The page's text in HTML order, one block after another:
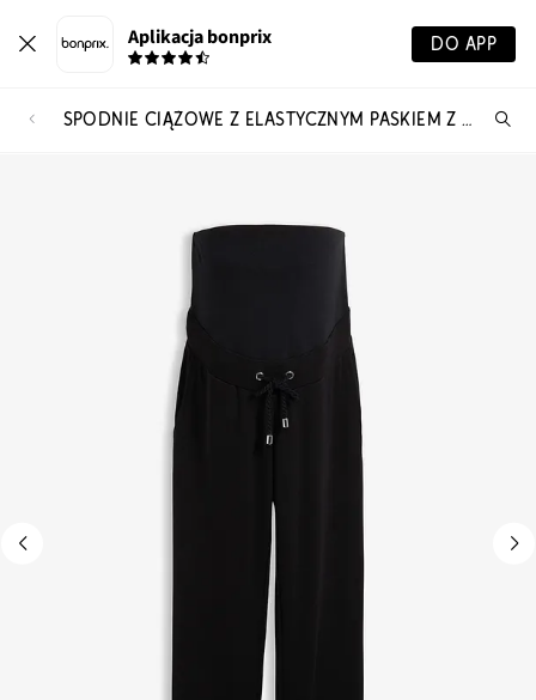
Aplikacja bonprix DO APP
SPODNIE CIĄŻOWE Z ELASTYCZNYM PASKIEM Z MATERIAŁU PUNTO DI ROMA